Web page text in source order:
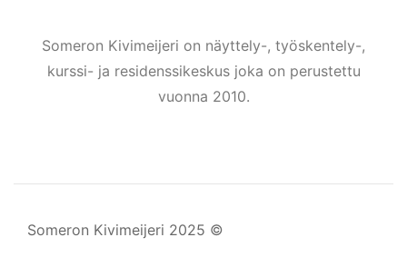
Someron Kivimeijeri on näyttely-, työskentely-,
kurssi- ja residenssikeskus joka on perustettu
vuonna 2010.
Someron Kivimeijeri 2025 ©